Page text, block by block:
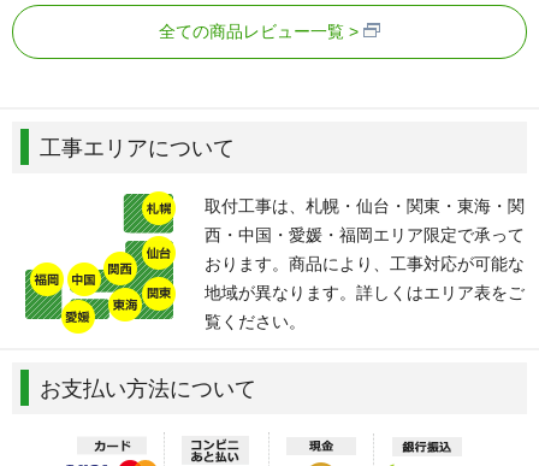
全ての商品レビュー一覧
工事エリアについて
取付工事は、札幌・仙台・関東・東海・関
西・中国・愛媛・福岡エリア限定で承って
おります。商品により、工事対応が可能な
地域が異なります。詳しくはエリア表をご
覧ください。
お支払い方法について